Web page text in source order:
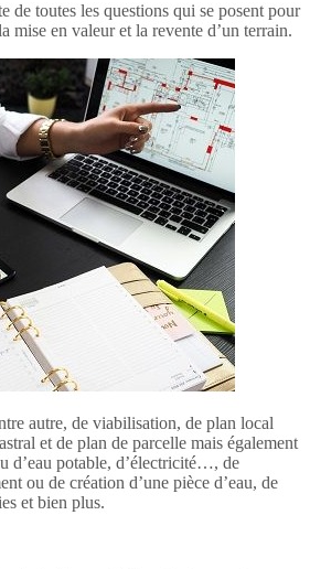
de toutes les questions qui se posent pour
mise en valeur et la revente d’un terrain.
autre, de viabilisation, de plan local
et de plan de parcelle mais également
d’eau potable, d’électricité…, de
ou de création d’une pièce d’eau, de
et bien plus.